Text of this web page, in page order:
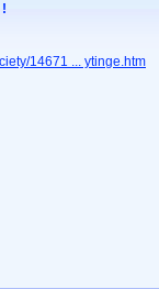
14671 ... ytinge.htm